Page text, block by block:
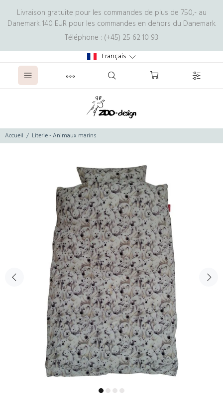
Livraison gratuite pour les commandes de plus de 750,- au
Danemark. 140 EUR pour les commandes en dehors du Danemark.
Téléphone : (+45) 25 62 10 93
Français
Accueil Literie - Animaux marins